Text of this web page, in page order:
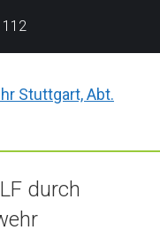
112
durch